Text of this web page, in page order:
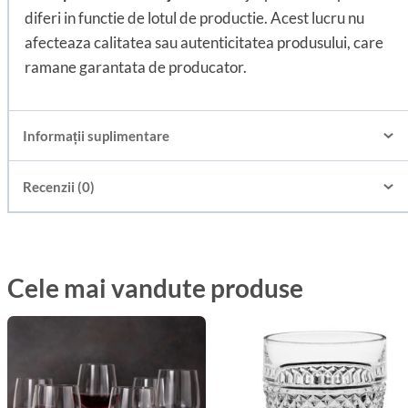
diferi in functie de lotul de productie. Acest lucru nu
afecteaza calitatea sau autenticitatea produsului, care
ramane garantata de producator.
Informații suplimentare
Recenzii (0)
Cele mai vandute produse